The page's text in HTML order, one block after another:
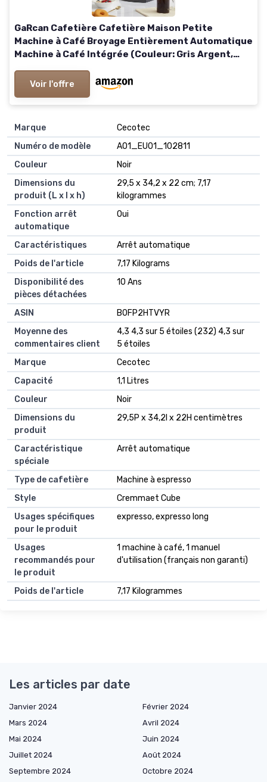
GaRcan Cafetière Cafetière Maison Petite
Machine à Café Broyage Entièrement Automatique
Machine à Café Intégrée (Couleur: Gris Argent,
Voir l'offre
Marque
‎Cecotec
Numéro de modèle
‎A01_EU01_102811
Couleur
‎Noir
Dimensions du
produit (L x l x h)
‎29,5 x 34,2 x 22 cm; 7,17
kilogrammes
Fonction arrêt
automatique
‎Oui
Caractéristiques
‎Arrêt automatique
Poids de l'article
‎7,17 Kilograms
Disponibilité des
pièces détachées
‎10 Ans
ASIN
B0FP2HTVYR
Moyenne des
commentaires client
4,3 4,3 sur 5 étoiles (232) 4,3 sur
5 étoiles
Marque
Cecotec
Capacité
1,1 Litres
Couleur
Noir
Dimensions du
produit
29,5P x 34,2l x 22H centimètres
Caractéristique
spéciale
Arrêt automatique
Type de cafetière
Machine à espresso
Style
Cremmaet Cube
Usages spécifiques
pour le produit
expresso, expresso long
Usages
recommandés pour
le produit
1 machine à café, 1 manuel
d'utilisation (français non garanti)
Poids de l'article 7,17 Kilogrammes
Les articles par date
Janvier 2024
Février 2024
Mars 2024
Avril 2024
Mai 2024
Juin 2024
Juillet 2024
Août 2024
Septembre 2024
Octobre 2024